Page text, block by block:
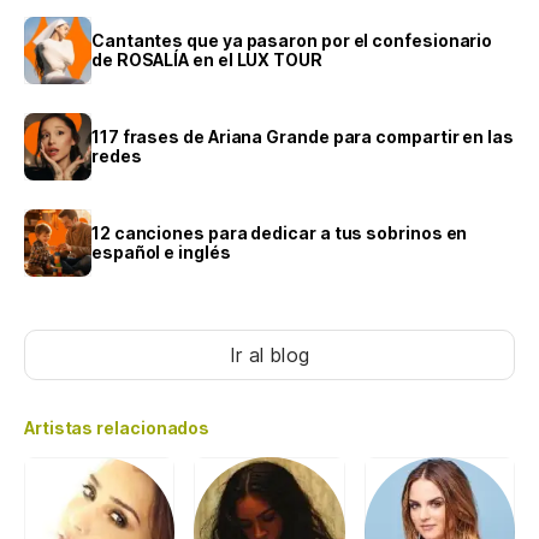
Cantantes que ya pasaron por el confesionario
de ROSALÍA en el LUX TOUR
117 frases de Ariana Grande para compartir en las
redes
12 canciones para dedicar a tus sobrinos en
español e inglés
Ir al blog
Artistas relacionados